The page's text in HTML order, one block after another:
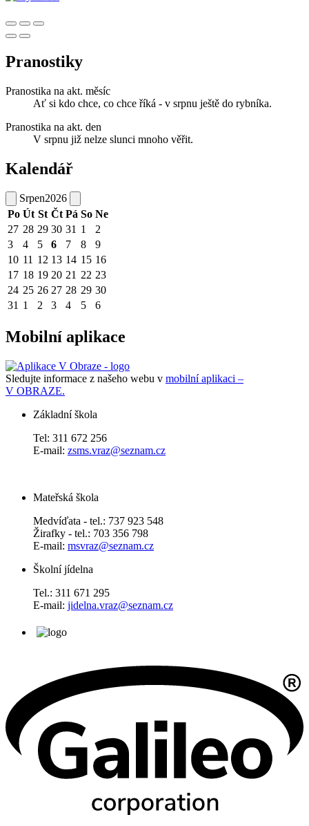
Pranostiky
Pranostika na akt. měsíc
Ať si kdo chce, co chce říká - v srpnu ještě do rybníka.
Pranostika na akt. den
V srpnu již nelze slunci mnoho věřit.
Kalendář
Srpen2026
Po Út St Čt Pá So Ne
27 28 29 30 31 1
2
3
4 5 6 7 8
9
10 11 12 13 14 15 16
17 18 19 20 21 22 23
24 25 26 27 28 29 30
31 1 2 3 4 5 6
Mobilní aplikace
Sledujte informace z našeho webu v mobilní aplikaci –
V OBRAZE.
Základní škola
Tel: 311 672 256
E-mail: zsms.vraz@seznam.cz
Mateřská škola
Medvíďata - tel.: 737 923 548
Žirafky - tel.: 703 356 798
E-mail: msvraz@seznam.cz
Školní jídelna
Tel.: 311 671 295
E-mail: jidelna.vraz@seznam.cz